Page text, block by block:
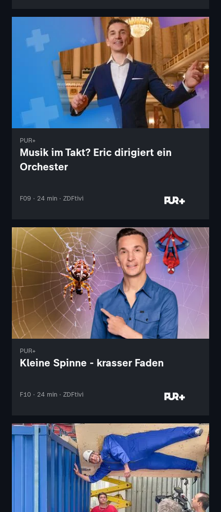
PUR+
Musik im Takt? Eric dirigiert ein
Orchester
F09 · 24 min · ZDFtivi
PUR+
Kleine Spinne - krasser Faden
F10 · 24 min · ZDFtivi